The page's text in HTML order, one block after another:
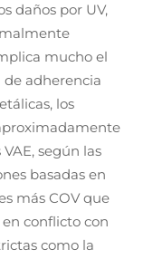
daños por UV,
mucho el
de adherencia
los
según las
basadas en
más COV que
conflicto con
como la